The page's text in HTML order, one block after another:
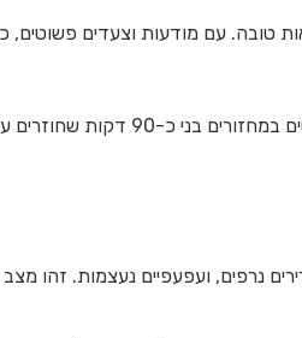
טובה. עם מודעות וצעדים
נרפים, ועפעפיים נעצמות. זהו